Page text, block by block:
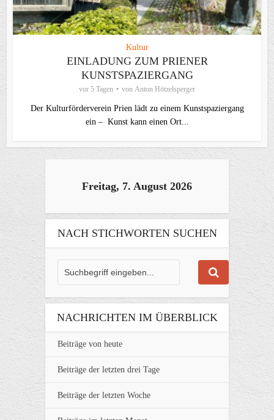
Kultur
EINLADUNG ZUM PRIENER
KUNSTSPAZIERGANG
vor 5 Tagen von Anton Hötzelsperger
Der Kulturförderverein Prien lädt zu einem Kunstspaziergang
ein – Kunst kann einen Ort...
Freitag, 7. August 2026
NACH STICHWORTEN SUCHEN
NACHRICHTEN IM ÜBERBLICK
Beiträge von heute
Beiträge der letzten drei Tage
Beiträge der letzten Woche